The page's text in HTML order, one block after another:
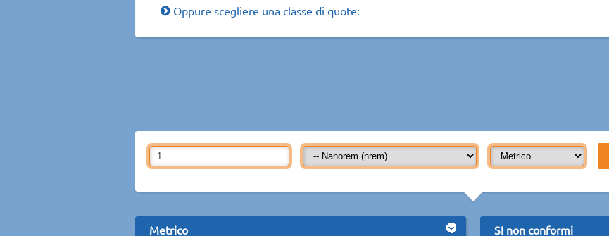
Oppure scegliere una classe di quote:
Metrico SI non conformi